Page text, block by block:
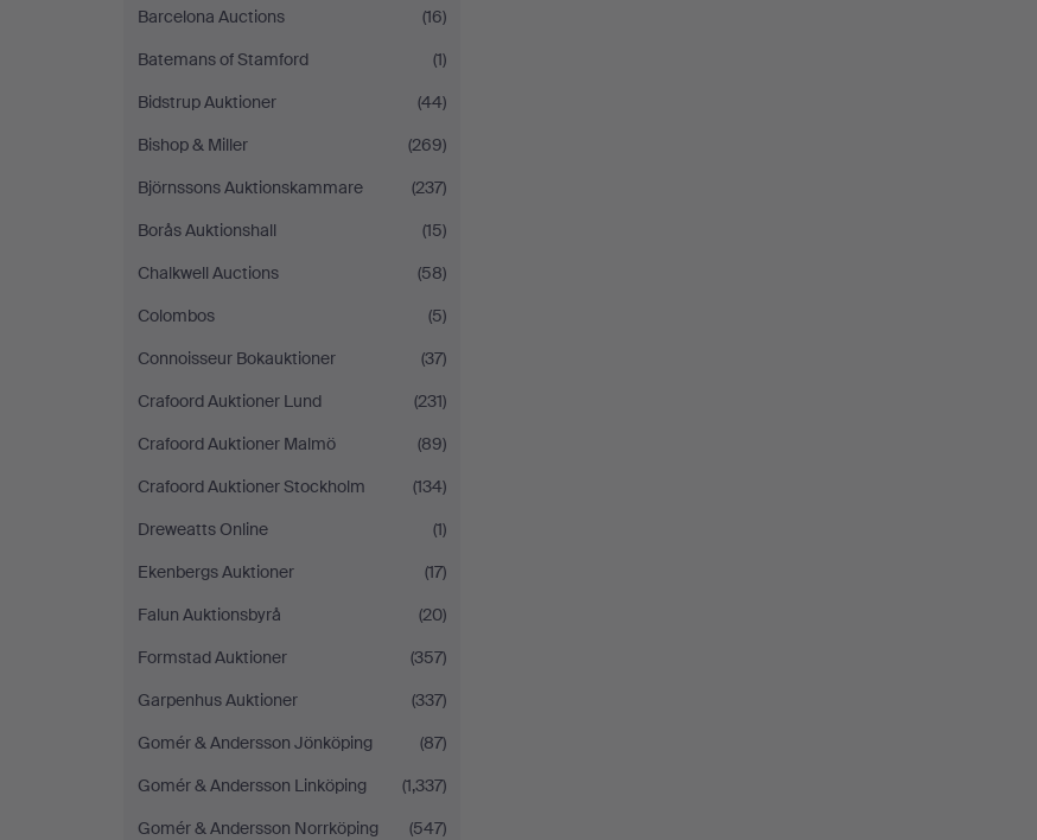
Barcelona Auctions
(16)
Batemans of Stamford
(1)
Bidstrup Auktioner
(44)
Bishop & Miller
(269)
Björnssons Auktionskammare
(237)
Borås Auktionshall
(15)
Chalkwell Auctions
(58)
Colombos
(5)
Connoisseur Bokauktioner
(37)
Crafoord Auktioner Lund
(231)
Crafoord Auktioner Malmö
(89)
Crafoord Auktioner Stockholm
(134)
Dreweatts Online
(1)
Ekenbergs Auktioner
(17)
Falun Auktionsbyrå
(20)
Formstad Auktioner
(357)
Garpenhus Auktioner
(337)
Gomér & Andersson Jönköping
(87)
Gomér & Andersson Linköping
(1,337)
Gomér & Andersson Norrköping
(547)